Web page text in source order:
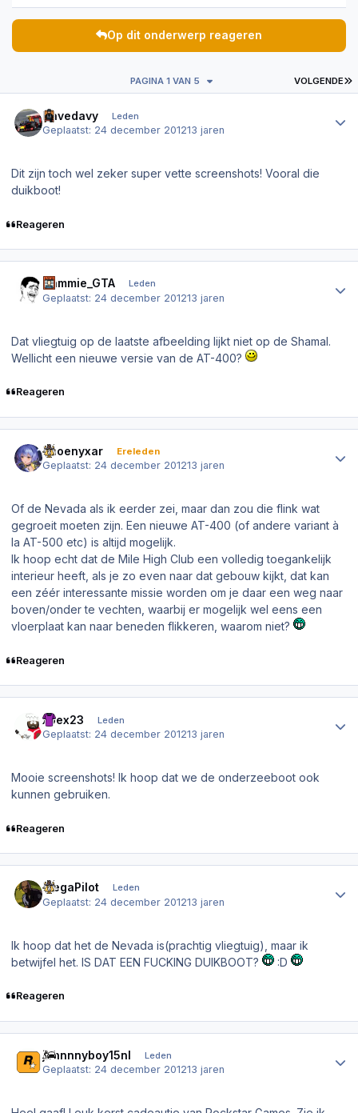
Op dit onderwerp reageren
VOLGENDE
PAGINA 1 VAN 5
Davedavy Leden
Geplaatst: 24 december 201213 jaren
Dit zijn toch wel zeker super vette screenshots! Vooral die
duikboot!
Reageren
Sammie_GTA Leden
Geplaatst: 24 december 201213 jaren
Dat vliegtuig op de laatste afbeelding lijkt niet op de Shamal.
Wellicht een nieuwe versie van de AT-400?
Reageren
Phoenyxar Ereleden
Geplaatst: 24 december 201213 jaren
Of de Nevada als ik eerder zei, maar dan zou die flink wat
gegroeit moeten zijn. Een nieuwe AT-400 (of andere variant à
la AT-500 etc) is altijd mogelijk.
Ik hoop echt dat de Mile High Club een volledig toegankelijk
interieur heeft, als je zo even naar dat gebouw kijkt, dat kan
een zéér interessante missie worden om je daar een weg naar
boven/onder te vechten, waarbij er mogelijk wel eens een
vloerplaat kan naar beneden flikkeren, waarom niet?
Reageren
xoex23 Leden
Geplaatst: 24 december 201213 jaren
Mooie screenshots! Ik hoop dat we de onderzeeboot ook
kunnen gebruiken.
Reageren
MegaPilot Leden
Geplaatst: 24 december 201213 jaren
Ik hoop dat het de Nevada is(prachtig vliegtuig), maar ik
betwijfel het. IS DAT EEN FUCKING DUIKBOOT?
:D
Reageren
johnnnyboy15nl Leden
Geplaatst: 24 december 201213 jaren